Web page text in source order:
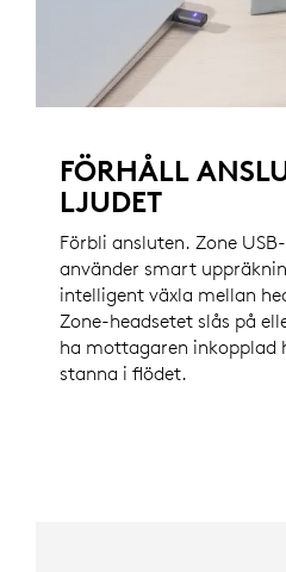
FÖRHÅLL
LJUDET
Förbli ansluten. Zone
använder smart
intelligent växla mellan
Zone-headsetet slås på
ha mottagaren inkopplad
stanna i flödet.